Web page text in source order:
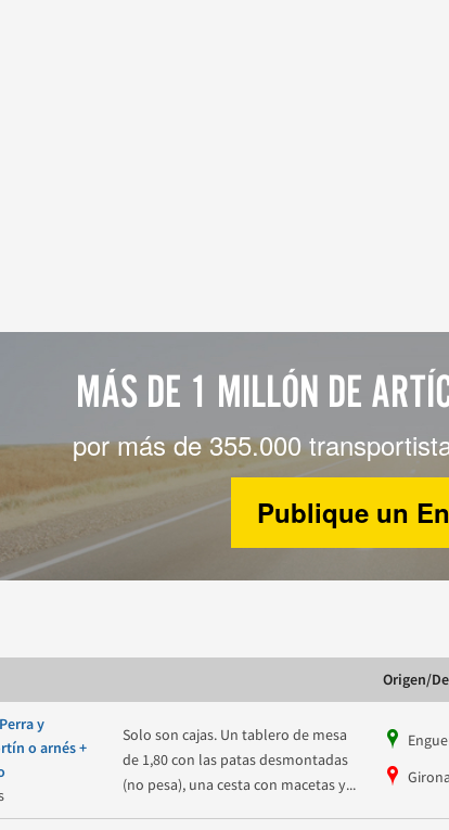
MÁS DE 1 MILLÓN DE
por más de 355.000
Publique un
Origen/
y
o arnés +
Solo son cajas. Un tablero de mesa
de 1,80 con las patas desmontadas
(no pesa), una cesta con macetas y...